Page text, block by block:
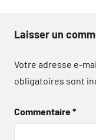
Laisser un
Votre adresse e-
obligatoires sont
Commentaire*